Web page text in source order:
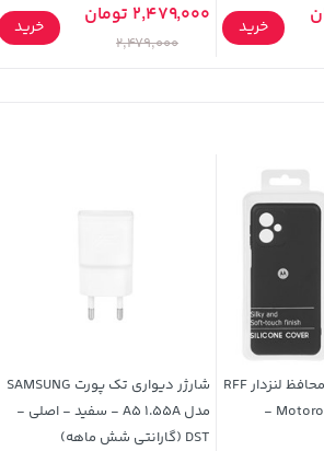
خرید 2,479,000 تومان
2,479,000
خرید
قاب نیو سیلیکون محافظ لنزدار RFF
مدل Motorola Moto G54 -
شارژر دیواری تک پورت SAMSUNG
مدل A5 1.55A - سفید - اصلی -
DST (گارانتی شش ماهه)